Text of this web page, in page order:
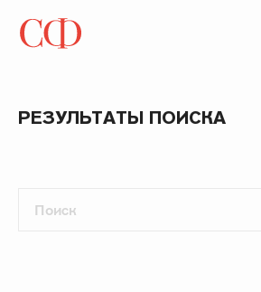
РЕЗУЛЬТАТЫ ПОИСКА